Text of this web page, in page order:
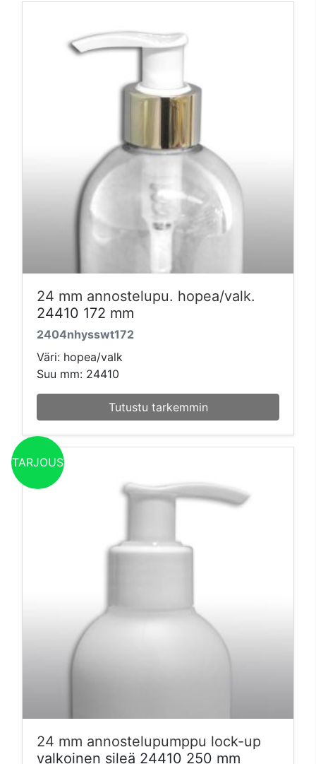
24 mm annostelupu. hopea/valk.
24410 172 mm
2404nhysswt172
Väri: hopea/valk
Suu mm: 24410
Tutustu tarkemmin
24 mm annostelupumppu lock-up
valkoinen sileä 24410 250 mm
TARJOUS